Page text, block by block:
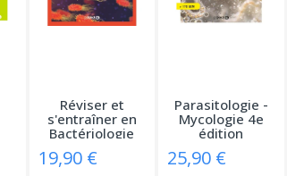
Réviser et
s'entraîner en
Bactériologie
19,90 €
Parasitologie -
Mycologie 4e
édition
25,90 €